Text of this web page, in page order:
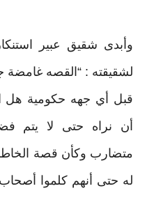
وأبدى شقيق عبير
لشقيقته : “القصه غامضة
قبل أي جهه حكومية هل
أن نراه حتى لا يتم
متضارب وكأن قصة
له حتى أنهم كلموا